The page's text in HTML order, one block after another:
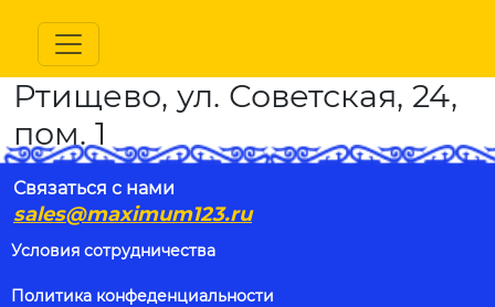
Ртищево, ул. Советская, 24,
пом. 1
Связаться с нами
sales@maximum123.ru
Условия сотрудничества
Политика конфеденциальности